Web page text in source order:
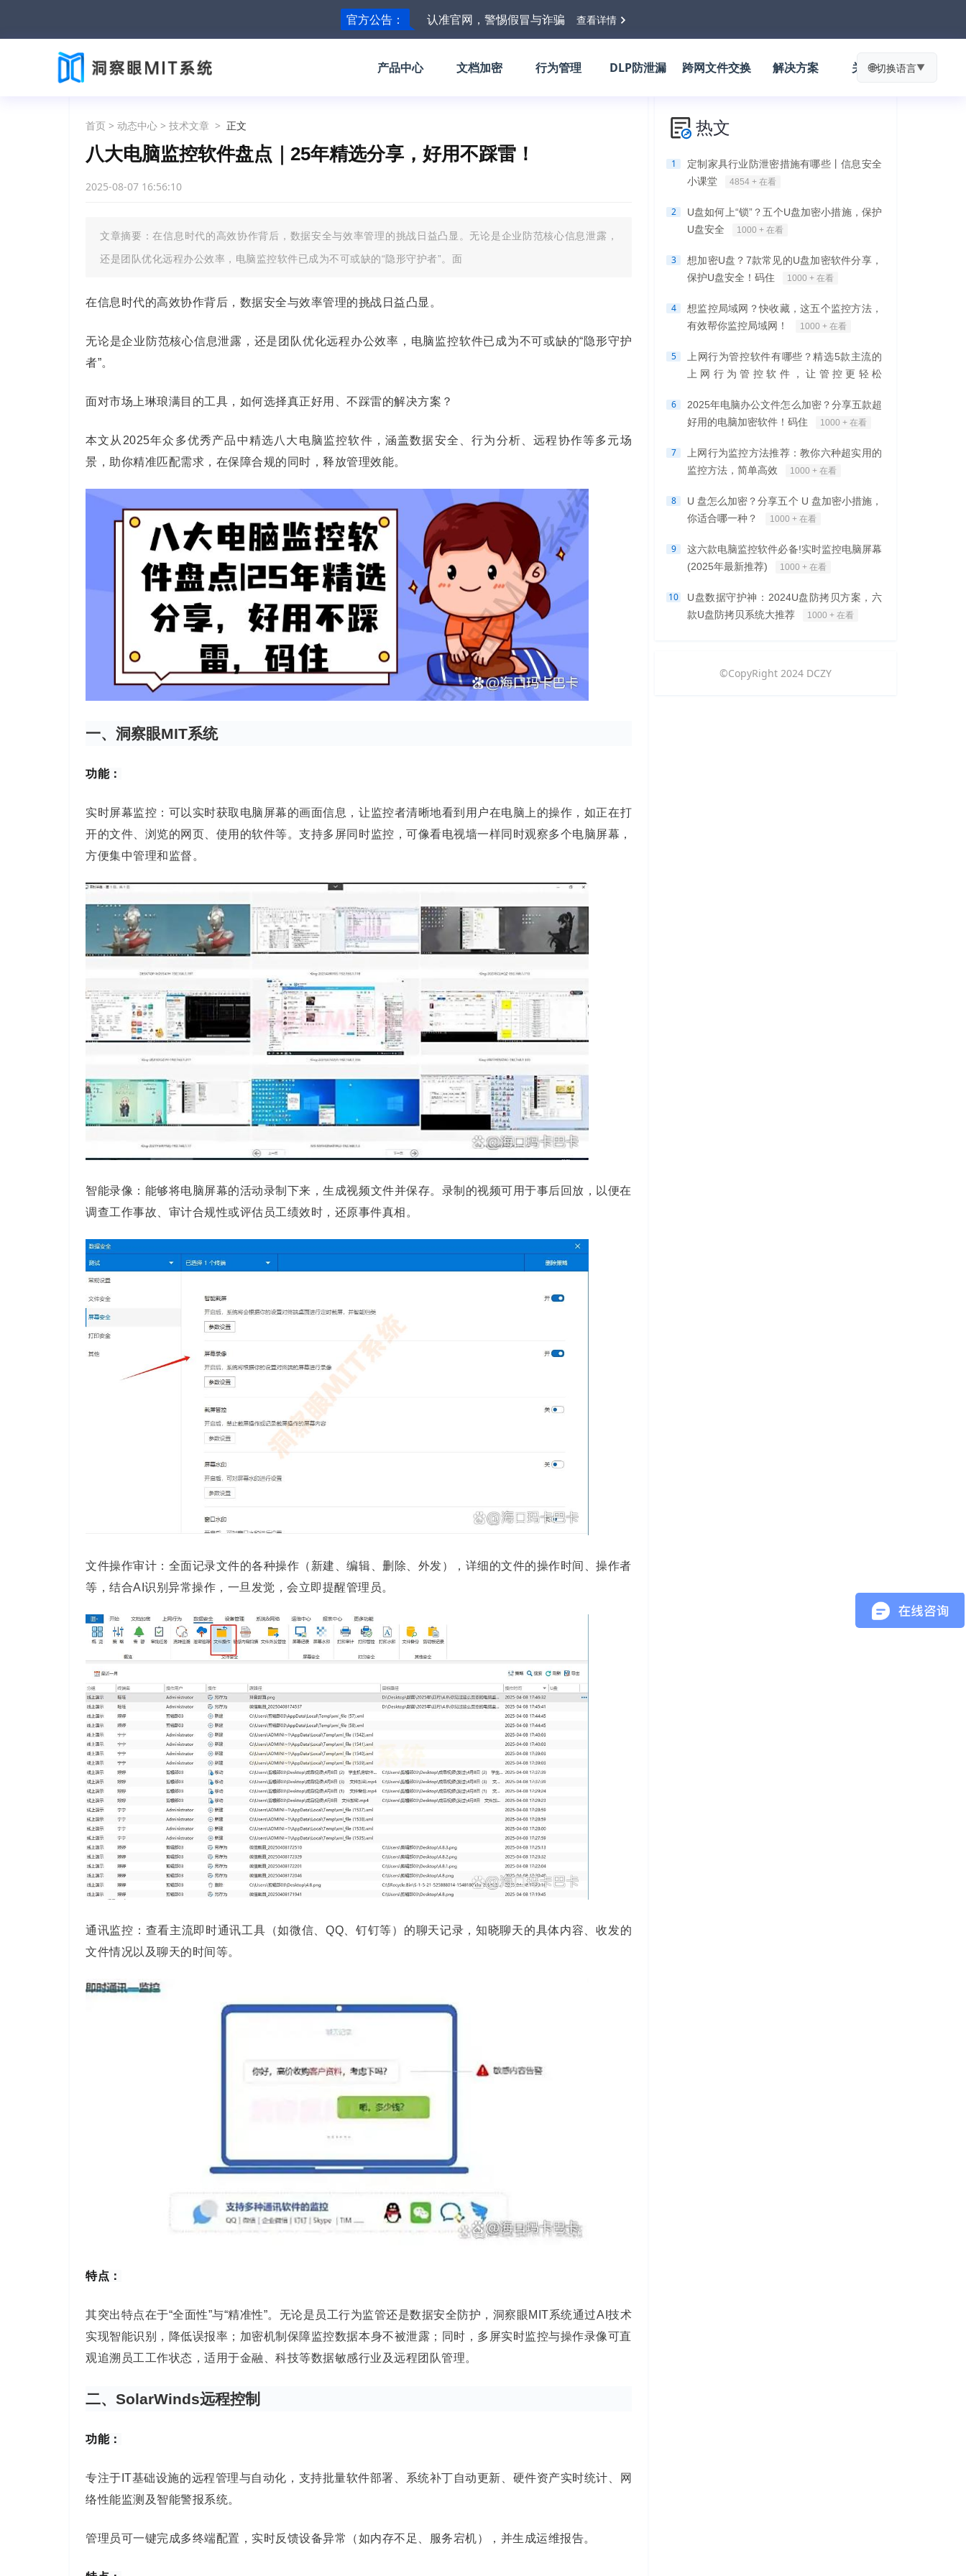
官方公告： 认准官网，警惕假冒与诈骗 查看详情
产品中心 文档加密 行为管理 DLP防泄漏 跨网文件交换 解决方案 关于我们
🌐切换语言▼
首页 > 动态中心 > 技术文章 > 正文
八大电脑监控软件盘点｜25年精选分享，好用不踩雷！
2025-08-07 16:56:10
文章摘要：在信息时代的高效协作背后，数据安全与效率管理的挑战日益凸显。无论是企业防范核心信息泄露，
还是团队优化远程办公效率，电脑监控软件已成为不可或缺的“隐形守护者”。面
在信息时代的高效协作背后，数据安全与效率管理的挑战日益凸显。
无论是企业防范核心信息泄露，还是团队优化远程办公效率，电脑监控软件已成为不可或缺的“隐形守护
者”。
面对市场上琳琅满目的工具，如何选择真正好用、不踩雷的解决方案？
本文从 2025年众多优秀产品中精选八大电脑监控软件，涵盖数据安全、行为分析、远程协作等多元场
景，助你精准匹配需求，在保障合规的同时，释放管理效能。
一、洞察眼MIT系统
功能：
实时屏幕监控 ：可以实时获取电脑屏幕的画面信息，让监控者清晰地看到用户在电脑上的操作，如正在打
开的文件、浏览的网页、使用的软件等。支持多屏同时监控，可像看电视墙一样同时观察多个电脑屏幕，
方便集中管理和监督。
智能录像：能够将电脑屏幕的活动录制下来，生成视频文件并保存。录制的视频可用于事后回放，以便在
调查工作事故、审计合规性或评估员工绩效时，还原事件真相。
文件操作审计：全面记录文件的各种操作（新建、编辑、删除、外发），详细的文件的操作时间、操作者
等，结合AI 识别异常操作 ， 一旦发觉，会立即提醒管理员。
通讯监控：查看主流即时通讯工具（如微信、QQ 、钉钉等）的聊天记录，知晓聊天的具体内容、收发的
文件情况以及聊天的时间等。
特点：
其突出特点在于“全面性”与“精准性”。无论是员工行为监管还是数据安全防护，洞察眼MIT系统通过AI 技术
实现智能识别，降低误报率；加密机制保障监控数据本身不被泄露；同时，多屏实时监控与操作录像可直
观追溯员工工作状态，适用于金融、科技等数据敏感行业及远程团队管理。
二、SolarWinds远程控制
功能：
专注于 IT基础设施的远程管理与自动化，支持批量软件部署、系统补丁自动更新、硬件资产实时统计、网
络性能监测及智能警报系统。
管理员可一键完成多终端配置，实时反馈设备异常（如内存不足、服务宕机），并生成运维报告。
热文
1
定制家具行业防泄密措施有哪些丨信息安全
小课堂
4854 + 在看
2
U盘如何上“锁”？五个U盘加密小措施，保护
U盘安全
1000 + 在看
3
想加密U盘？7款常见的U盘加密软件分享，
保护U盘安全！码住
1000 + 在看
4
想监控局域网？快收藏，这五个监控方法，
有效帮你监控局域网！
1000 + 在看
5
上网行为管控软件有哪些？精选5款主流的
上网行为管控软件，让管控更轻松
6
2025年电脑办公文件怎么加密？分享五款超
好用的电脑加密软件！码住
1000 + 在看
7
上网行为监控方法推荐：教你六种超实用的
监控方法，简单高效
1000 + 在看
8
U 盘怎么加密？分享五个 U 盘加密小措施，
你适合哪一种？
1000 + 在看
9
这六款电脑监控软件必备!实时监控电脑屏幕
(2025年最新推荐)
1000 + 在看
10
U盘数据守护神：2024U盘防拷贝方案，六
款U盘防拷贝系统大推荐
1000 + 在看
©CopyRight 2024 DCZY